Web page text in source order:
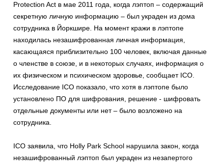
Protection Act в мае 2011 года, когда лэптоп – содержащий
секретную личную информацию – был украден из дома
сотрудника в Йоркшире. На момент кражи в лэптопе
находилась незашифрованная личная информация,
касающаяся приблизительно 100 человек, включая данные
о членстве в союзе, и в некоторых случаях, информация о
их физическом и психическом здоровье, сообщает ICO.
Исследование ICO показало, что хотя в лэптопе было
установлено ПО для шифрования, решение - шифровать
отдельные документы или нет – было возложено на
сотрудника.
ICO заявила, что Holly Park School нарушила закон, когда
незашифрованный лэптоп был украден из незапертого